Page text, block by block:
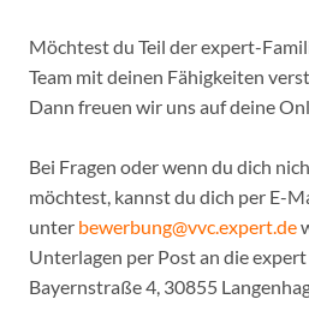
Möchtest du Teil der expert-
Team mit deinen Fähigkeiten
Dann freuen wir uns auf deine
Bei Fragen oder wenn du dich
möchtest, kannst du dich per E-
unter bewerbung@vvc.expert.de
Unterlagen per Post an die
Bayernstraße 4, 30855